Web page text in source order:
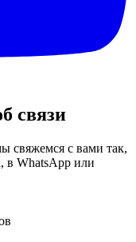
связи
свяжемся с вами так,
в WhatsApp или